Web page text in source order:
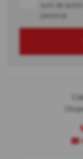
sunt de
personal